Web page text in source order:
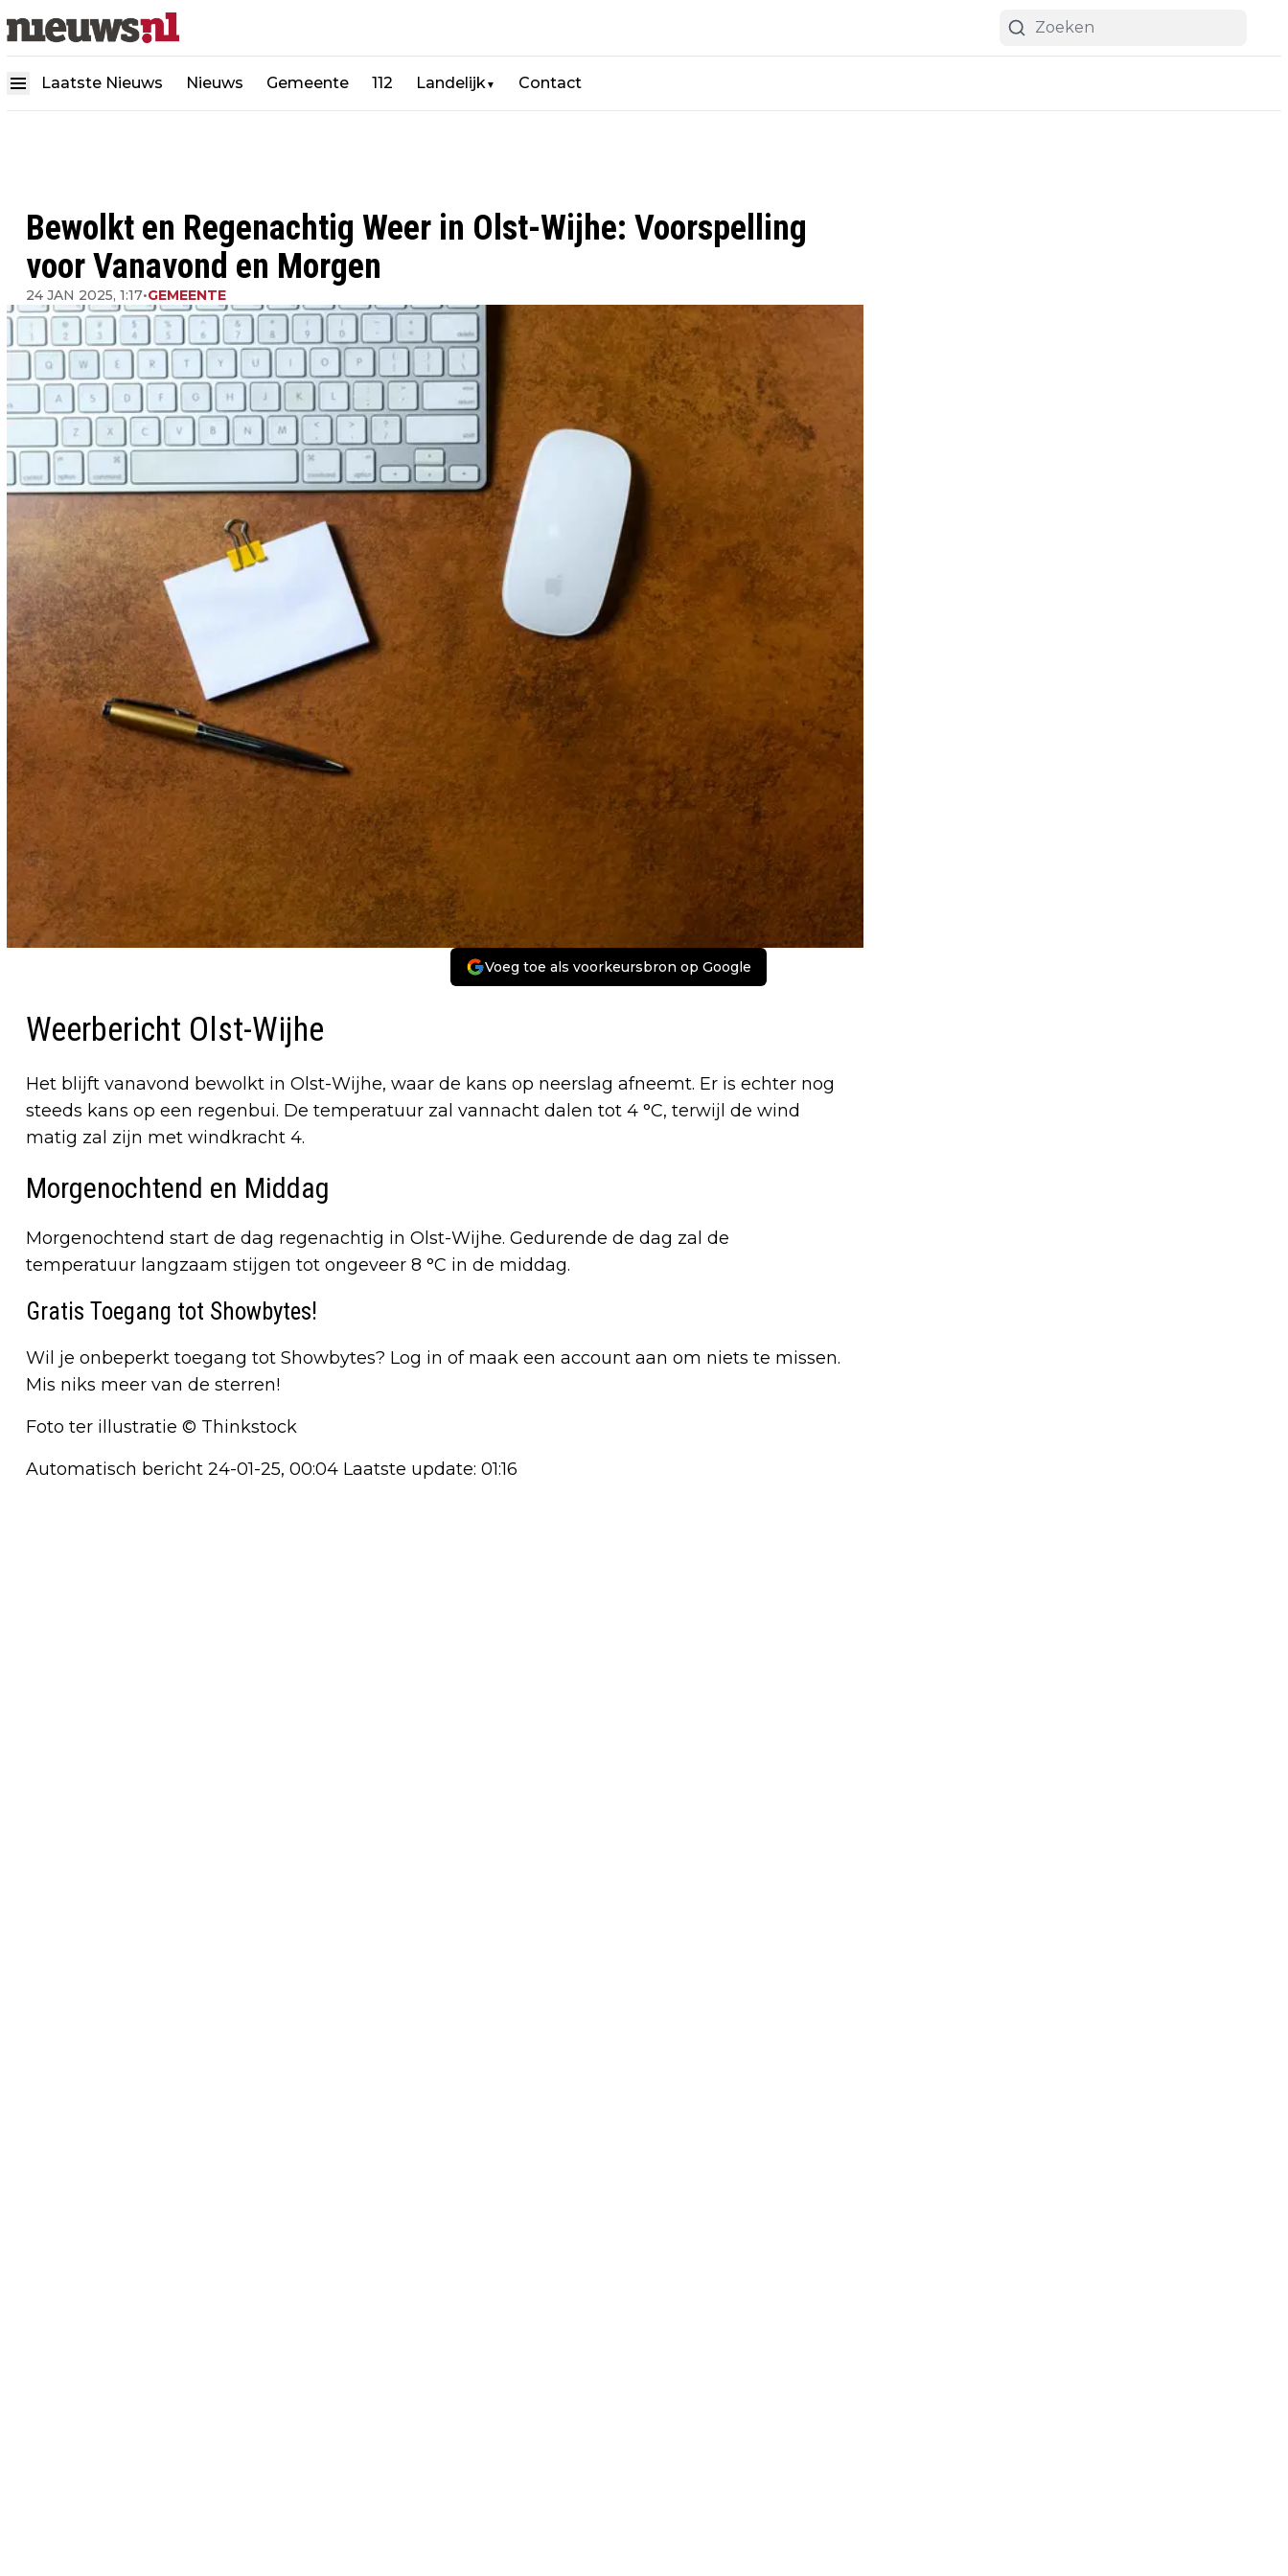
Laatste Nieuws Nieuws Gemeente 112 Landelijk▼ Contact
Bewolkt en Regenachtig Weer in Olst-Wijhe: Voorspelling
voor Vanavond en Morgen
24 JAN 2025, 1:17•GEMEENTE
Voeg toe als voorkeursbron op Google
Weerbericht Olst-Wijhe
Het blijft vanavond bewolkt in Olst-Wijhe, waar de kans op neerslag afneemt. Er is echter nog
steeds kans op een regenbui. De temperatuur zal vannacht dalen tot 4 °C, terwijl de wind
matig zal zijn met windkracht 4.
Morgenochtend en Middag
Morgenochtend start de dag regenachtig in Olst-Wijhe. Gedurende de dag zal de
temperatuur langzaam stijgen tot ongeveer 8 °C in de middag.
Gratis Toegang tot Showbytes!
Wil je onbeperkt toegang tot Showbytes? Log in of maak een account aan om niets te missen.
Mis niks meer van de sterren!
Foto ter illustratie © Thinkstock
Automatisch bericht 24-01-25, 00:04 Laatste update: 01:16